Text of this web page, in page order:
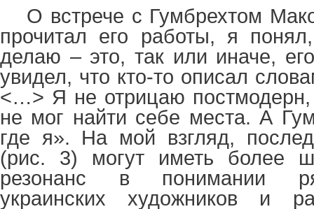
О встрече с Гумбрехтом
прочитал его работы, я
делаю – это, так или иначе,
увидел, что кто-то описал
<…> Я не отрицаю постмодерн,
не мог найти себе места. А
где я». На мой взгляд,
(рис. 3) могут иметь более
резонанс в понимании
украинских художников и